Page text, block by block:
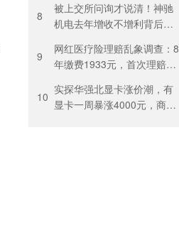
8
被上交所问询才说清！神驰
机电去年增收不增利背后：
减
9
网红医疗险理赔乱象调查：8
年缴费1933元，首次理赔被
出”困住投保人
10
实探华强北显卡涨价潮，有
显卡一周暴涨4000元，商